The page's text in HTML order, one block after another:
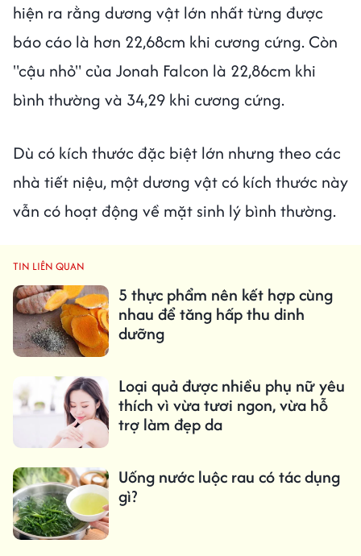
hiện ra rằng dương vật lớn nhất từng được
báo cáo là hơn 22,68cm khi cương cứng. Còn
"cậu nhỏ" của Jonah Falcon là 22,86cm khi
bình thường và 34,29 khi cương cứng.
Dù có kích thước đặc biệt lớn nhưng theo các
nhà tiết niệu, một dương vật có kích thước này
vẫn có hoạt động về mặt sinh lý bình thường.
TIN LIÊN QUAN
5 thực phẩm nên kết hợp cùng
nhau để tăng hấp thu dinh
dưỡng
Loại quả được nhiều phụ nữ yêu
thích vì vừa tươi ngon, vừa hỗ
trợ làm đẹp da
Uống nước luộc rau có tác dụng
gì?